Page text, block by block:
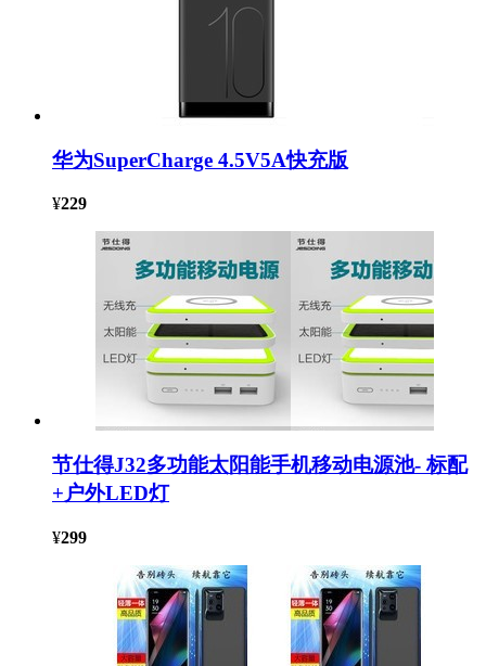
华为SuperCharge 4.5V5A快充版
¥229
节仕得J32多功能太阳能手机移动电源池- 标配
+户外LED灯
¥299